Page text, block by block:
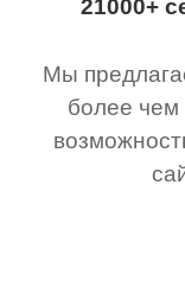
21000+
Мы
более чем